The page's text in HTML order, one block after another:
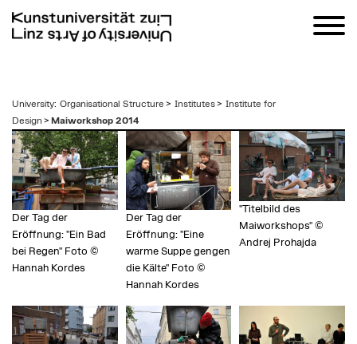
zum
Inhalt
University: Organisational Structure > Institutes> Institute for
Design > Maiworkshop 2014
Der Tag der
Eröffnung: "Ein Bad
bei Regen" Foto ©
Hannah Kordes
Der Tag der
Eröffnung: "Eine
warme Suppe gengen
die Kälte" Foto ©
Hannah Kordes
"Titelbild des
Maiworkshops" ©
Andrej Prohajda